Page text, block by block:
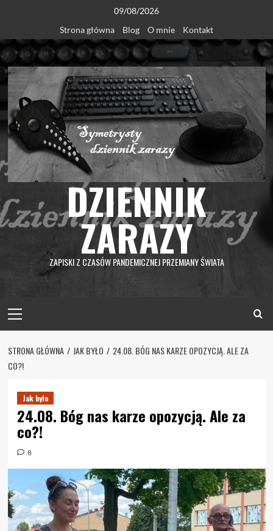
content
09/08/2026
Strona główna
Blog O mnie Kontakt
DZIENNIK
ZARAZY
ZAPISKI Z CZASÓW PANDEMICZNEJ PRZEMIANY ŚWIATA
Menu
STRONA GŁÓWNA JAK BYŁO
24.08. BÓG NAS KARZE OPOZYCJĄ. ALE ZA
CO?!
Jak było
24.08. Bóg nas karze opozycją. Ale za
co?!
8